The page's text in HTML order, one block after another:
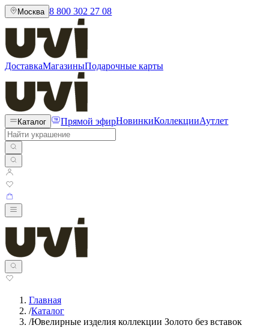
Москва 8 800 302 27 08
ДоставкаМагазиныПодарочные карты
Каталог Прямой эфирНовинкиКоллекцииАутлет
Главная
/Каталог
/Ювелирные изделия коллекции Золото без вставок